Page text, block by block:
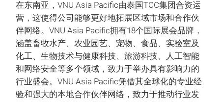
在东南亚，VNU Asia Pacific由泰国TCC集团合资运
营，这使得公司能够更好地拓展区域市场和合作伙
伴网络。VNU Asia Pacific拥有18个国际展会品牌，
涵盖畜牧水产、农业园艺、宠物、食品、实验室及
化工、生物技术与健康科技、旅游科技、人工智能
和网络安全等多个领域，致力于举办具有影响力的
行业盛会。VNU Asia Pacific凭借其全球化的专业经
验和强大的本地合作伙伴网络，致力于推动行业发